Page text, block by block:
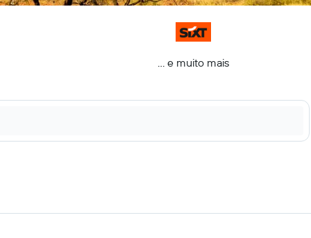
... e muito mais